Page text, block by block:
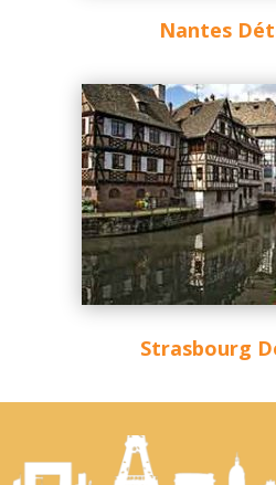
Nantes
Strasbourg